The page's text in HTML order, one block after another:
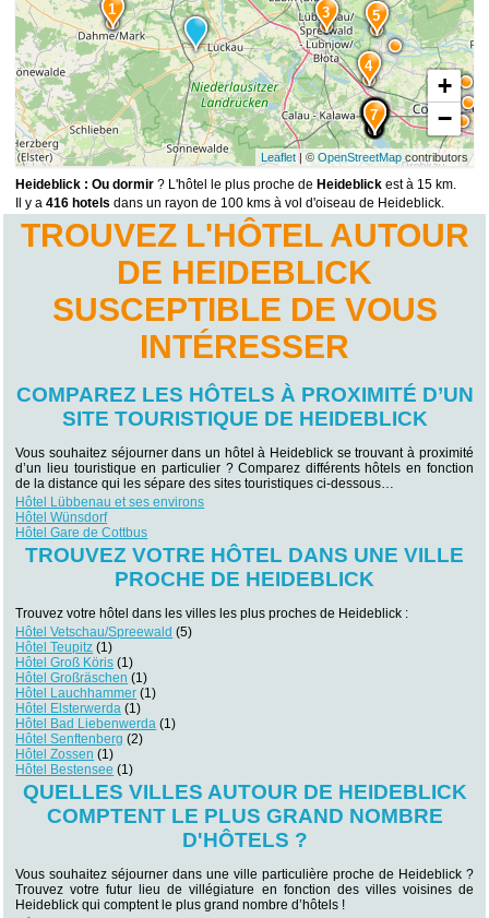
15
14
13
12
11
10
9
8
7
5
4
3
1
+
−
Leaflet| © OpenStreetMapcontributors
Heideblick : Ou dormir ? L'hôtel le plus proche de Heideblick est à 15 km.
Il y a416 hotels dans un rayon de 100 kms à vol d'oiseau de Heideblick.
TROUVEZ L'HÔTEL AUTOUR
DE HEIDEBLICK
SUSCEPTIBLE DE VOUS
INTÉRESSER
COMPAREZ LES HÔTELS À PROXIMITÉ D’UN
SITE TOURISTIQUE DE HEIDEBLICK
Vous souhaitez séjourner dans un hôtel à Heideblick se trouvant à proximité
d’un lieu touristique en particulier ? Comparez différents hôtels en fonction
de la distance qui les sépare des sites touristiques ci-dessous…
Hôtel Lübbenau et ses environs
Hôtel Wünsdorf
Hôtel Gare de Cottbus
TROUVEZ VOTRE HÔTEL DANS UNE VILLE
PROCHE DE HEIDEBLICK
Trouvez votre hôtel dans les villes les plus proches de Heideblick :
Hôtel Vetschau/Spreewald (5)
Hôtel Teupitz (1)
Hôtel Groß Köris (1)
Hôtel Großräschen (1)
Hôtel Lauchhammer (1)
Hôtel Elsterwerda (1)
Hôtel Bad Liebenwerda (1)
Hôtel Senftenberg (2)
Hôtel Zossen (1)
Hôtel Bestensee (1)
QUELLES VILLES AUTOUR DE HEIDEBLICK
COMPTENT LE PLUS GRAND NOMBRE
D'HÔTELS ?
Vous souhaitez séjourner dans une ville particulière proche de Heideblick ?
Trouvez votre futur lieu de villégiature en fonction des villes voisines de
Heideblick qui comptent le plus grand nombre d’hôtels !